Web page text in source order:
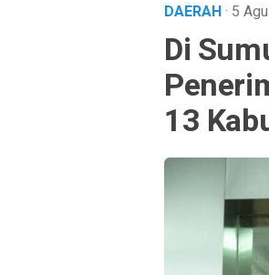
DAERAH· 5
Di
13